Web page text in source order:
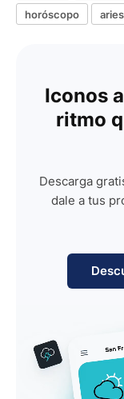
horóscopo
aries
Iconos
ritmo
Descarga
dale a tus